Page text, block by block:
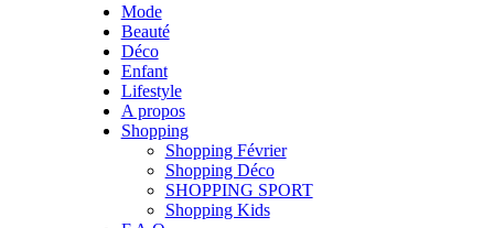
Mode
Beauté
Déco
Enfant
Lifestyle
A propos
Shopping
Shopping Février
Shopping Déco
SHOPPING SPORT
Shopping Kids